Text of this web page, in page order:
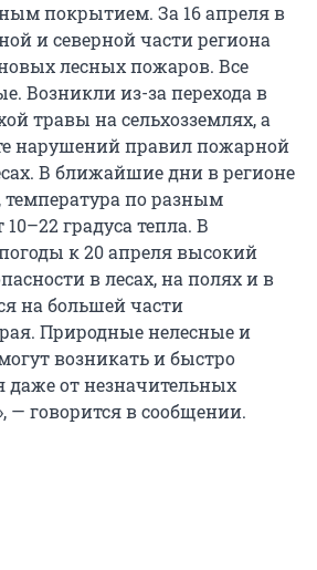
покрытием. За 16 апреля в
и северной части региона
лесных пожаров. Все
Возникли из-за перехода в
травы на сельхозземлях, а
нарушений правил пожарной
В ближайшие дни в регионе
по разным
градуса тепла. В
к 20 апреля высокий
в лесах, на полях и в
на большей части
Природные нелесные и
возникать и быстро
даже от незначительных
— говорится в сообщении.